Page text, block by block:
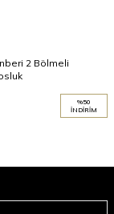
2 Bölmeli
%50
İNDIRIM